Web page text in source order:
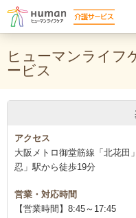
ヒューマンライフ
ービス
アクセス
大阪メトロ御堂筋線「北花田
忍」駅から徒歩19分
営業・対応時間
【営業時間】8:45～17:45